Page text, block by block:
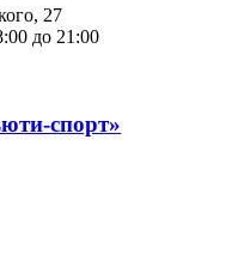
27
до 21:00
спорт»